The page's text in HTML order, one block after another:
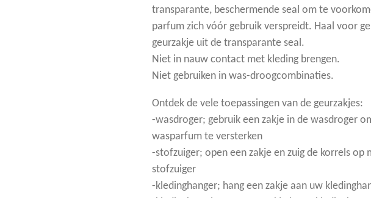
transparante, beschermende seal om te
parfum zich vóór gebruik verspreidt. Haal voor
geurzakje uit de transparante seal.
Niet in nauw contact met kleding brengen.
Niet gebruiken in was-droogcombinaties.
Ontdek de vele toepassingen van de geurzakjes:
-wasdroger; gebruik een zakje in de wasdroger
wasparfum te versterken
-stofzuiger; open een zakje en zuig de korrels op
stofzuiger
-kledinghanger; hang een zakje aan uw